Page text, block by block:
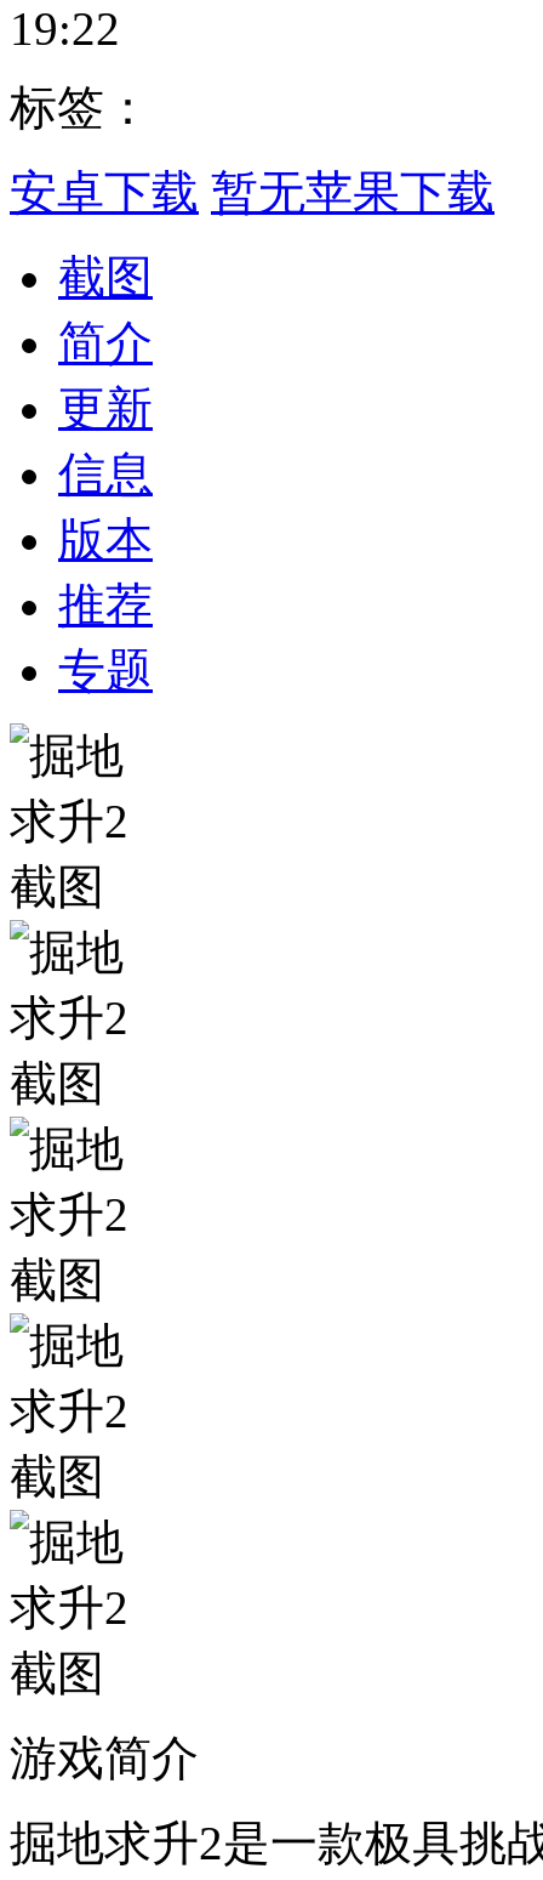
19:22
标签：
安卓下载 暂无苹果下载
截图
简介
更新
信息
版本
推荐
专题
游戏简介
掘地求升2是一款极具挑